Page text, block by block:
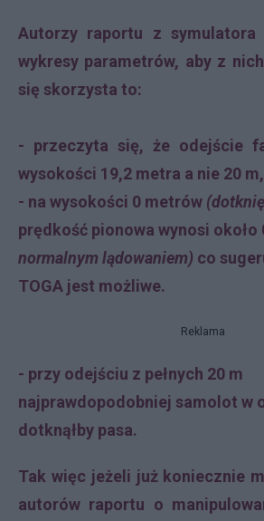
Autorzy raportu z
wykresy parametrów, aby z
się skorzysta to:
- przeczyta się, że odejście
wysokości 19,2 metra a nie 20 m,
- na wysokości 0 metrów
prędkość pionowa wynosi około
normalnym lądowaniem) co
TOGA jest możliwe.
Reklama
- przy odejściu z pełnych 20 m
najprawdopodobniej samolot w
dotknąłby pasa.
Tak więc jeżeli już koniecznie
autorów raportu o